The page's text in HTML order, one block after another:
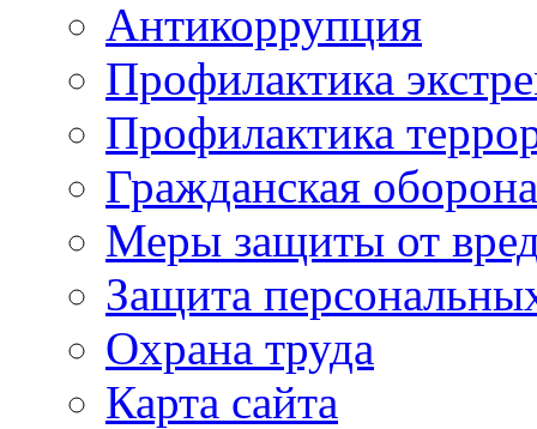
Антикоррупция
Профилактика
Профилактика
Гражданская оборона
Меры защиты от
Защита
Охрана труда
Карта сайта